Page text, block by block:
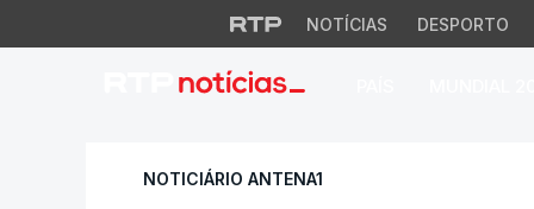
NOTÍCIAS DESPORTO
11h 6 mortos em
NOTICIÁRIO ANTENA1